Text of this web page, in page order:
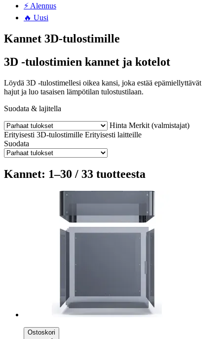
⚡ Alennus
🔥 Uusi
Kannet 3D-tulostimille
3D -tulostimien kannet ja kotelot
Löydä 3D -tulostimellesi oikea kansi, joka estää epämiellyttävät
hajut ja luo tasaisen lämpötilan tulostustilaan.
Suodata & lajitella
Hinta Merkit (valmistajat)
Erityisesti 3D-tulostimille Erityisesti laitteille
Suodata
Kannet: 1–30 / 33 tuotteesta
Ostoskori